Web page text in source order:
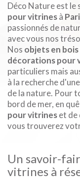
Déco Nature est le
pour vitrinesà
passionnés de
avec vous nos
Nos objets en
décorations pour
particuliers mais
à la recherche d'une
de la nature. Pour
bord de mer, en
pour vitrineset de
vous trouverez
Un savoir-
vitrines à